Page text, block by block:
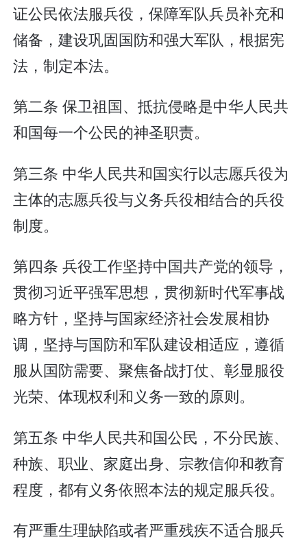
证公民依法服兵役，保障军队兵员补充和
储备，建设巩固国防和强大军队，根据宪
法，制定本法。
第二条 保卫祖国、抵抗侵略是中华人民共
和国每一个公民的神圣职责。
第三条 中华人民共和国实行以志愿兵役为
主体的志愿兵役与义务兵役相结合的兵役
制度。
第四条 兵役工作坚持中国共产党的领导，
贯彻习近平强军思想，贯彻新时代军事战
略方针，坚持与国家经济社会发展相协
调，坚持与国防和军队建设相适应，遵循
服从国防需要、聚焦备战打仗、彰显服役
光荣、体现权利和义务一致的原则。
第五条 中华人民共和国公民，不分民族、
种族、职业、家庭出身、宗教信仰和教育
程度，都有义务依照本法的规定服兵役。
有严重生理缺陷或者严重残疾不适合服兵